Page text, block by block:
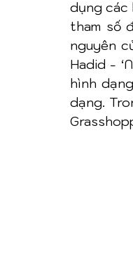
dụng các
tham số
nguyên
Hadid -
hình
dạng.